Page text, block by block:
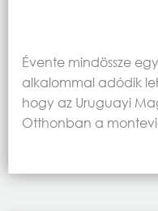
Évente mindössze
alkalommal adódik
hogy az Uruguayi
Otthonban a